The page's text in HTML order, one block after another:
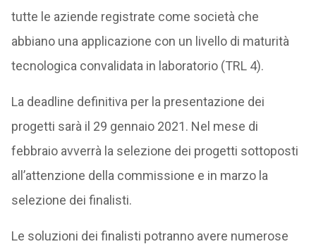
tutte le aziende registrate come società che
abbiano una applicazione con un livello di maturità
tecnologica convalidata in laboratorio (TRL 4).
La deadline definitiva per la presentazione dei
progetti sarà il 29 gennaio 2021. Nel mese di
febbraio avverrà la selezione dei progetti sottoposti
all’attenzione della commissione e in marzo la
selezione dei finalisti.
Le soluzioni dei finalisti potranno avere numerose